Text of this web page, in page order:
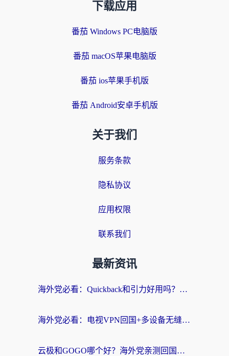
下载应用
番茄 Windows PC电脑版
番茄 macOS苹果电脑版
番茄 ios苹果手机版
番茄 Android安卓手机版
关于我们
服务条款
隐私协议
应用权限
联系我们
最新资讯
海外党必看：Quickback和引力好用吗？3分钟搞懂回国加速器怎么选
海外党必看：电视VPN回国+多设备无缝访问国内资源的实用指南
云极和GOGO哪个好？海外党亲测回国加速器选择指南（附iOS免费&Windows VPN实用技巧）